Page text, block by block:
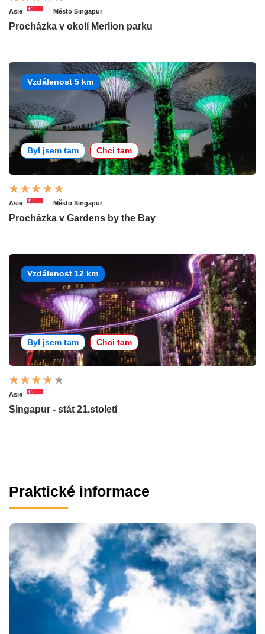
Asie Město Singapur
Procházka v okolí Merlion parku
Vzdálenost 5 km
Byl jsem tam Chci tam
Asie Město Singapur
Procházka v Gardens by the Bay
Vzdálenost 12 km
Byl jsem tam Chci tam
Asie
Singapur - stát 21.století
Praktické informace